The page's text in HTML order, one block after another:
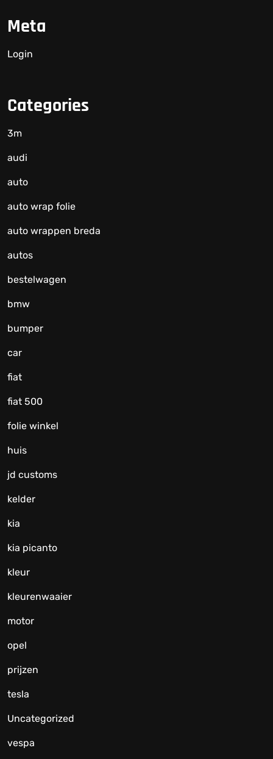
Meta
Login
Categories
3m
audi
auto
auto wrap folie
auto wrappen breda
autos
bestelwagen
bmw
bumper
car
fiat
fiat 500
folie winkel
huis
jd customs
kelder
kia
kia picanto
kleur
kleurenwaaier
motor
opel
prijzen
tesla
Uncategorized
vespa